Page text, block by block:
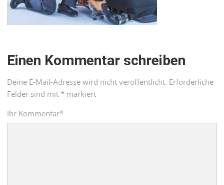
Einen Kommentar schreiben
Deine E-Mail-Adresse wird nicht veröffentlicht. Erforderliche
Felder sind mit * markiert
Ihr Kommentar*